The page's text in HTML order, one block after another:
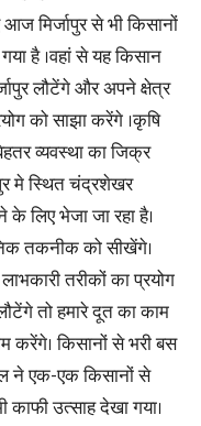
मिर्जापुर से भी किसानों
है ।वहां से यह किसान
लौटेंगे और अपने क्षेत्र
को साझा करेंगे ।कृषि
व्यवस्था का जिक्र
मे स्थित चंद्रशेखर
के लिए भेजा जा रहा है।
तकनीक को सीखेंगे।
तरीकों का प्रयोग
तो हमारे दूत का काम
किसानों से भरी बस
ने एक-एक किसानों से
काफी उत्साह देखा गया।